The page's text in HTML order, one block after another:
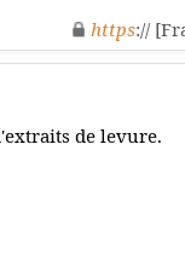
https://
de levure.